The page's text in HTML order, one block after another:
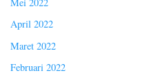
April 2022
Maret 2022
Februari 2022